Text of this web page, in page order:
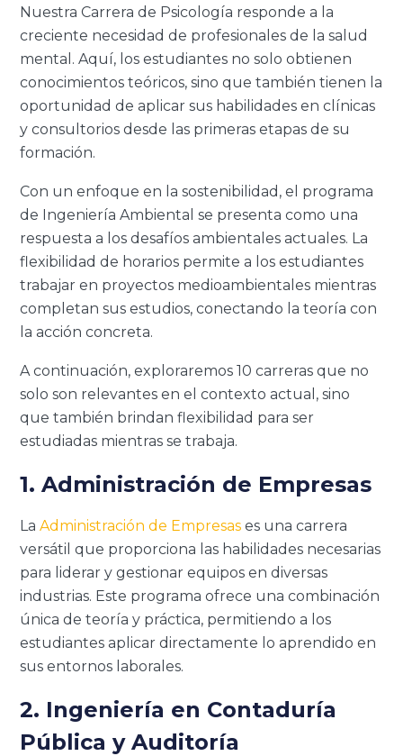
Nuestra Carrera de Psicología responde a la
creciente necesidad de profesionales de la salud
mental. Aquí, los estudiantes no solo obtienen
conocimientos teóricos, sino que también tienen la
oportunidad de aplicar sus habilidades en clínicas
y consultorios desde las primeras etapas de su
formación.
Con un enfoque en la sostenibilidad, el programa
de Ingeniería Ambiental se presenta como una
respuesta a los desafíos ambientales actuales. La
flexibilidad de horarios permite a los estudiantes
trabajar en proyectos medioambientales mientras
completan sus estudios, conectando la teoría con
la acción concreta.
A continuación, exploraremos 10 carreras que no
solo son relevantes en el contexto actual, sino
que también brindan flexibilidad para ser
estudiadas mientras se trabaja.
1. Administración de Empresas
LaAdministración de Empresas es una carrera
versátil que proporciona las habilidades necesarias
para liderar y gestionar equipos en diversas
industrias. Este programa ofrece una combinación
única de teoría y práctica, permitiendo a los
estudiantes aplicar directamente lo aprendido en
sus entornos laborales.
2. Ingeniería en Contaduría
Pública y Auditoría